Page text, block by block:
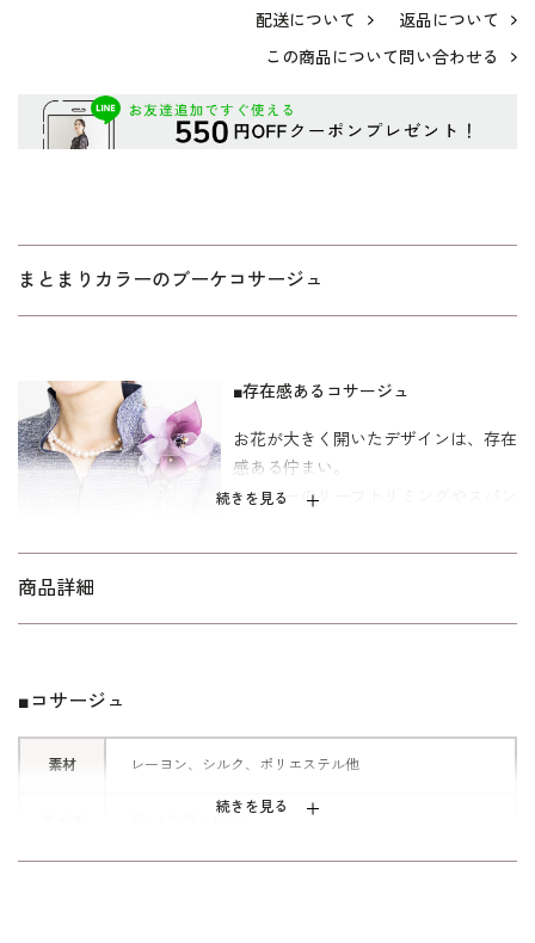
配送について
返品について
この商品について問い合わせる
まとまりカラーのブーケコサージュ
続きを見る
■存在感あるコサージュ
お花が大きく開いたデザインは、存在
感ある佇まい。
シルバーのリーフトリミングやスパン
ざまな素材を組み合わせ、落ち着いた
どちらも同系色の濃淡でまとめている
ので、コーディネートしやすく、お洋
商品詳細
続きを見る
■コサージュ
素材 レーヨン、シルク、ポリエステル他